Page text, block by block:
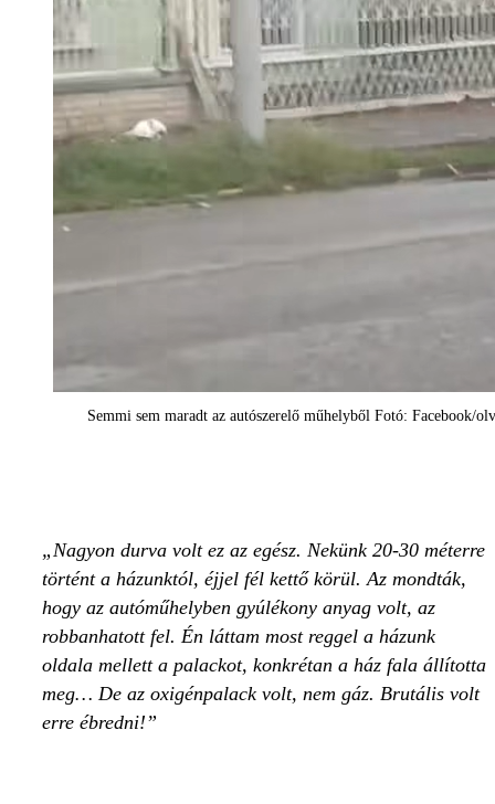
Semmi sem maradt az autószerelő műhelyből Fotó: Facebook/
Nagyon durva volt ez az egész. Nekünk 20-30 méterre
történt a házunktól, éjjel fél kettő körül. Az mondták,
hogy az autóműhelyben gyúlékony anyag volt, az
robbanhatott fel. Én láttam most reggel a házunk
oldala mellett a palackot, konkrétan a ház fala állította
meg… De az oxigénpalack volt, nem gáz. Brutális volt
erre ébredni!